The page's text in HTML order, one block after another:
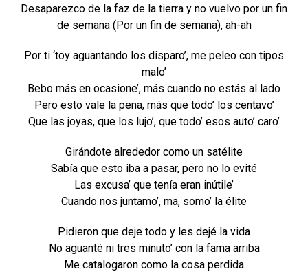
Desaparezco de la faz de la tierra y no vuelvo por un fin
de semana (Por un fin de semana), ah-ah
Por ti ‘toy aguantando los disparo’, me peleo con tipos
malo’
Bebo más en ocasione’, más cuando no estás al lado
Pero esto vale la pena, más que todo’ los centavo’
Que las joyas, que los lujo’, que todo’ esos auto’ caro’
Girándote alrededor como un satélite
Sabía que esto iba a pasar, pero no lo evité
Las excusa’ que tenía eran inútile’
Cuando nos juntamo’, ma, somo’ la élite
Pidieron que deje todo y les dejé la vida
No aguanté ni tres minuto’ con la fama arriba
Me catalogaron como la cosa perdida